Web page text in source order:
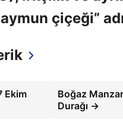
çiçeği”
Ekim
Boğaz
Durağı →